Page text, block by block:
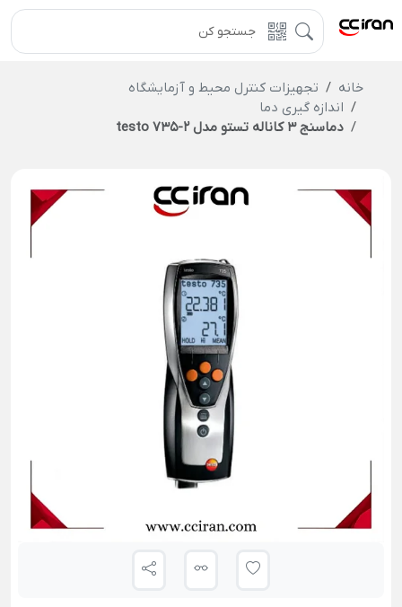
خانه
تجهیزات کنترل محیط و آزمایشگاه
اندازه گیری دما
دماسنج 3 کاناله تستو مدل testo 735-2